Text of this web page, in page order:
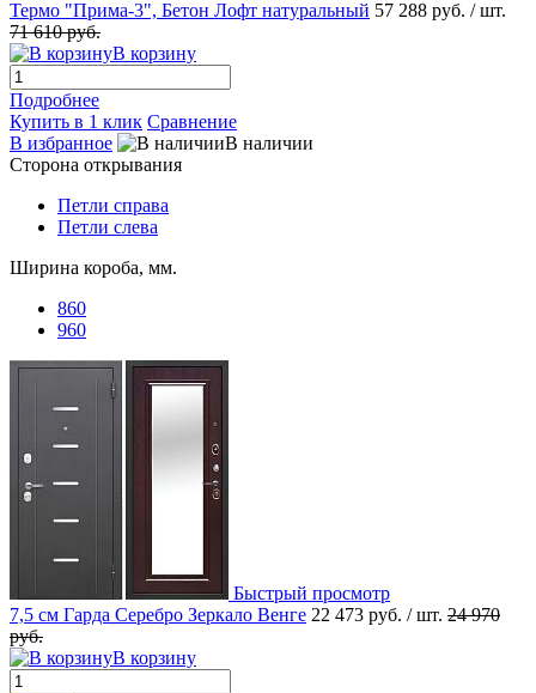
Термо "Прима-3", Бетон Лофт натуральный 57 288 руб. / шт.
71 610 руб.
В корзину
Подробнее
Купить в 1 клик Сравнение
В избранное
В наличии
Сторона открывания
Петли справа
Петли слева
Ширина короба, мм.
860
960
Быстрый просмотр
7,5 см Гарда Серебро Зеркало Венге 22 473 руб. / шт. 24 970
руб.
В корзину